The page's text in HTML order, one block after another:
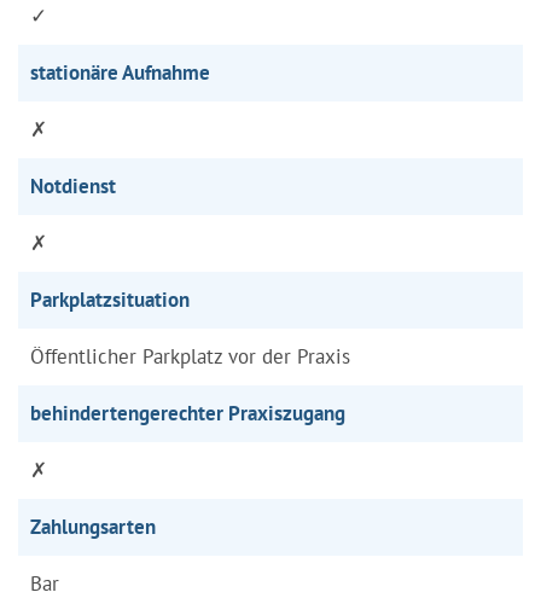
✓
stationäre Aufnahme
✗
Notdienst
✗
Parkplatzsituation
Öffentlicher Parkplatz vor der Praxis
behindertengerechter Praxiszugang
✗
Zahlungsarten
Bar